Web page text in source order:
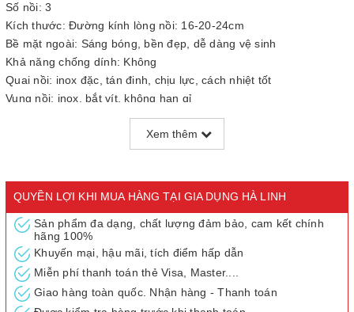
Số nồi: 3
Kích thước: Đường kính lòng nồi: 16-20-24cm
Bề mặt ngoài: Sáng bóng, bền đẹp, dễ dàng vệ sinh
Khả năng chống dính: Không
Quai nồi: inox đặc, tán đinh, chịu lực, cách nhiệt tốt
Vung nồi: inox, bắt vít, không han gỉ
Đáy nồi: Đáy từ, sử dụng trên mọi loại bếp
Đặc điểm khác: Truyền nhiệt nhanh, tiết kiệm thời gian nấu
Thương hiệu: SUNHOUSE
Bộ nồi inox 1 đáy SUNHOUSE SH114
inox sáng bóng, an toàn sức khỏe. Bộ sản phẩm gồm 03 nồi với
đường kính 16 - 20 - 24cm giúp bạn sử dụng linh hoạt để chế
biến những món ăn thơm ngon và bổ dưỡng cho gia đình.
Xem thêm
QUYỀN LỢI KHI MUA HÀNG TẠI GIA DỤNG HÀ LINH
Sản phẩm đa dạng, chất lượng đảm bảo, cam kết chính
hãng 100%
Khuyến mại, hậu mãi, tích điểm hấp dẫn
Miễn phí thanh toán thẻ Visa, Master....
Giao hàng toàn quốc. Nhận hàng - Thanh toán